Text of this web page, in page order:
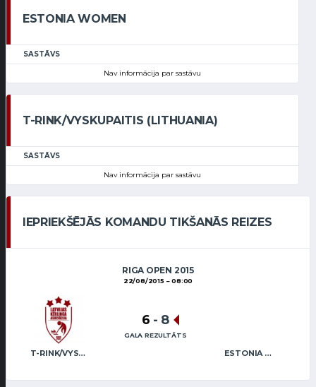
ESTONIA WOMEN
SASTĀVS
Nav informācija par sastāvu
T-RINK/VYSKUPAITIS (LITHUANIA)
SASTĀVS
Nav informācija par sastāvu
IEPRIEKŠĒJĀS KOMANDU TIKŠANĀS REIZES
RIGA OPEN 2015
22/08/2015 08:00
T-RINK/VYSKUPAITIS (LITHUANIA) ESTONIA WOMEN
6 - 8
GALA REZULTĀTS